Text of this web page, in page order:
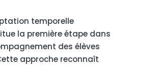
temporelle
la première étape dans
des élèves
approche reconnaît